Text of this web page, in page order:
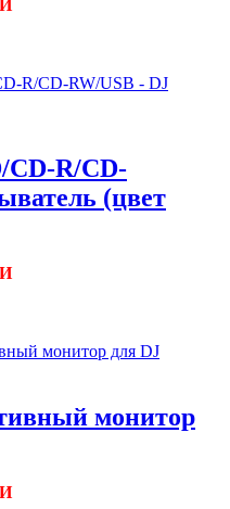
CD-R/CD-
(цвет
монитор